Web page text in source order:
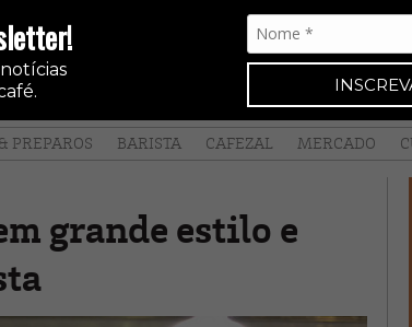
PREPAROS BARISTA CAFEZAL MERCADO
grande estilo e